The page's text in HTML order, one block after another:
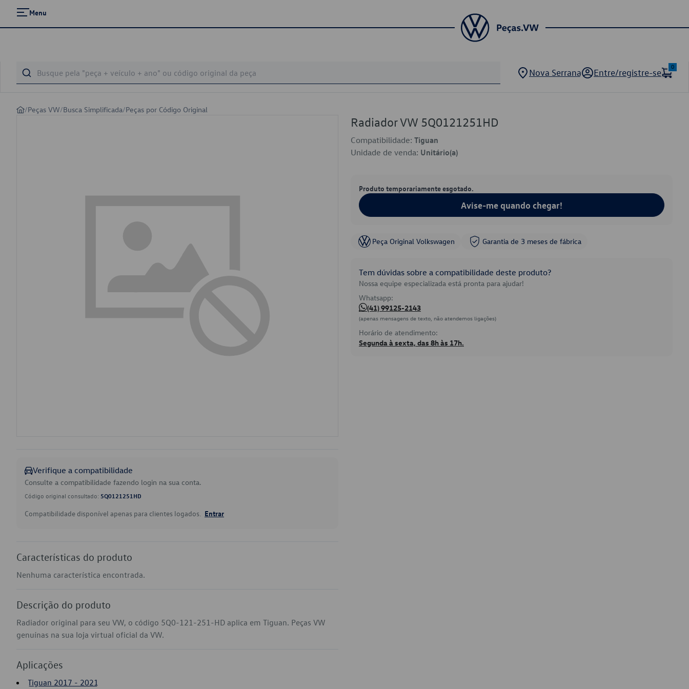
Menu
Nova Serrana Entre/registre-se
0
/Peças VW/Busca Simplificada/Peças por Código Original
Verifique a compatibilidade
Consulte a compatibilidade fazendo login na sua conta.
Código original consultado: 5Q0121251HD
Compatibilidade disponível apenas para clientes logados. Entrar
Características do produto
Nenhuma característica encontrada.
Descrição do produto
Radiador original para seu VW, o código 5Q0-121-251-HD aplica em Tiguan. Peças VW
genuínas na sua loja virtual oficial da VW.
Aplicações
Tiguan 2017 - 2021
Radiador VW 5Q0121251HD
Compatibilidade: Tiguan
Unidade de venda: Unitário(a)
Produto temporariamente esgotado.
Avise-me quando chegar!
Peça Original Volkswagen Garantia de 3 meses de fábrica
Tem dúvidas sobre a compatibilidade deste produto?
Nossa equipe especializada está pronta para ajudar!
Whatsapp:
(41) 99125-2143
(apenas mensagens de texto, não atendemos ligações)
Horário de atendimento:
Segunda à sexta, das 8h às 17h.